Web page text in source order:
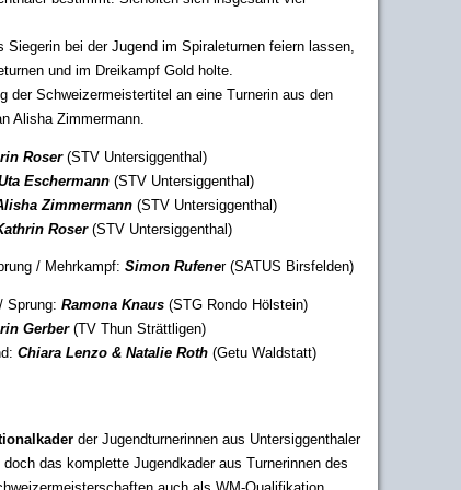
bei der Jugend im Spiraleturnen feiern lassen,
und im Dreikampf Gold holte.
der Schweizermeistertitel an eine Turnerin aus den
Alisha Zimmermann.
Roser(STV Untersiggenthal)
Eschermann (STV Untersiggenthal)
Zimmermann (STV Untersiggenthal)
Roser(STV Untersiggenthal)
/ Mehrkampf: Simon Rufener (SATUS Birsfelden)
Sprung: Ramona Knaus (STG Rondo Hölstein)
Gerber(TV Thun Strättligen)
Chiara Lenzo & Natalie Roth (Getu Waldstatt)
der Jugendturnerinnen aus Untersiggenthaler
das komplette Jugendkader aus Turnerinnen des